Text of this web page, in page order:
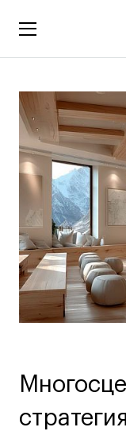
Искусство и
Бизнес и
Все программы
Иллюстрация
Современное
Сценография
Фотография и